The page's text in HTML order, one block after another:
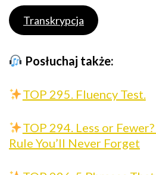
Transkrypcja
Posłuchaj także:
TOP 295. Fluency Test.
TOP 294. Less or
Rule You’ll Never Forget